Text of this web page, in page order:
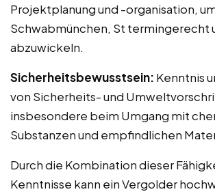
Projektplanung und -organisation,
Schwabmünchen, St termingerecht
abzuwickeln.
Sicherheitsbewusstsein: Kenntnis
von Sicherheits- und
insbesondere beim Umgang mit
Substanzen und empfindlichen
Durch die Kombination dieser
Kenntnisse kann ein Vergolder